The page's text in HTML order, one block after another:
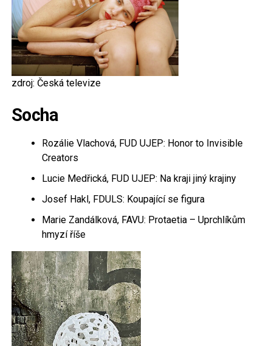
zdroj: Česká televize
Socha
Rozálie Vlachová, FUD UJEP: Honor to Invisible
Creators
Lucie Medřická, FUD UJEP: Na kraji jiný krajiny
Josef Hakl, FDULS: Koupající se figura
Marie Zandálková, FAVU: Protaetia – Uprchlíkům
hmyzí říše